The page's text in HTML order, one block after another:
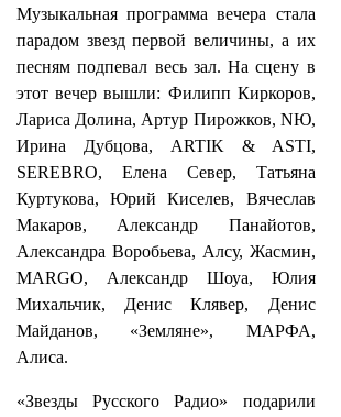
Музыкальная программа вечера стала
парадом звезд первой величины, а их
песням подпевал весь зал. На сцену в
этот вечер вышли: Филипп Киркоров,
Лариса Долина, Артур Пирожков, NЮ,
Ирина Дубцова, ARTIK & ASTI,
SEREBRO, Елена Север, Татьяна
Куртукова, Юрий Киселев, Вячеслав
Макаров, Александр Панайотов,
Александра Воробьева, Алсу, Жасмин,
MARGO, Александр Шоуа, Юлия
Михальчик, Денис Клявер, Денис
Майданов, «Земляне», МАРФА,
Алиса.
«Звезды Русского Радио» подарили